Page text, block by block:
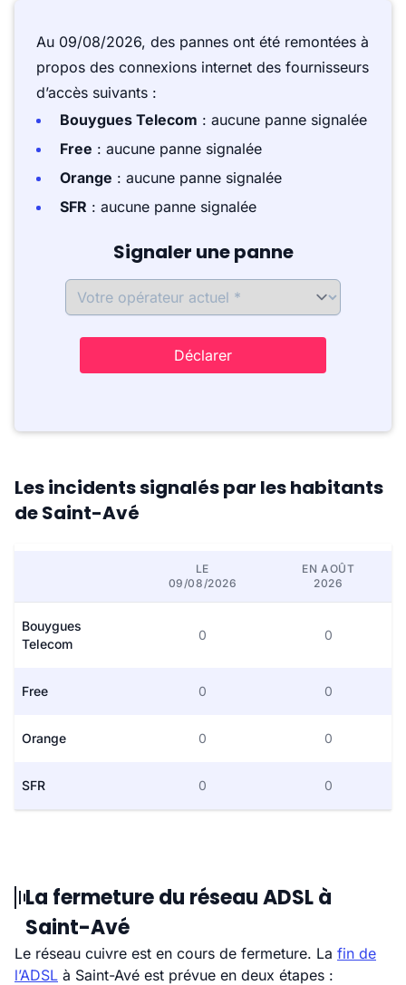
Au 09/08/2026, des pannes ont été remontées à
propos des connexions internet des fournisseurs
d’accès suivants :
Bouygues Telecom : aucune panne signalée
Free : aucune panne signalée
Orange : aucune panne signalée
SFR : aucune panne signalée
Signaler une panne
Déclarer
Les incidents signalés par les habitants
de Saint-Avé
LE
09/08/2026
EN AOÛT
2026
Bouygues
Telecom
0 0
Free 0 0
Orange 0 0
SFR 0 0
La fermeture du réseau ADSL à
Saint-Avé
Le réseau cuivre est en cours de fermeture. La fin de
l’ADSL à Saint-Avé est prévue en deux étapes :